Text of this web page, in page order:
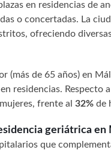
en residencias de
o concertadas. La
ofreciendo
(más de 65 años) en
residencias. Respecto
frente al 32% de
geriátrica en
que